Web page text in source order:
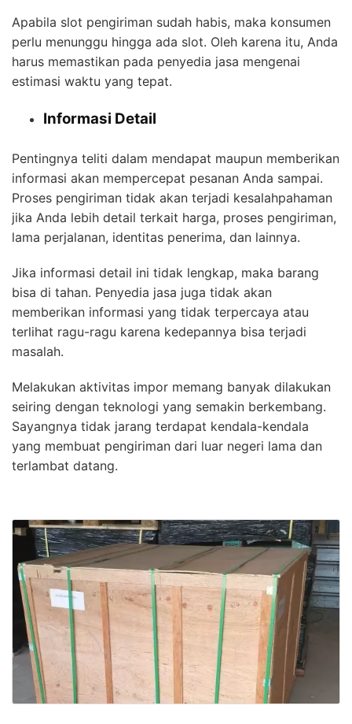
Apabila slot pengiriman sudah habis, maka konsumen
perlu menunggu hingga ada slot. Oleh karena itu, Anda
harus memastikan pada penyedia jasa mengenai
estimasi waktu yang tepat.
Informasi Detail
Pentingnya teliti dalam mendapat maupun memberikan
informasi akan mempercepat pesanan Anda sampai.
Proses pengiriman tidak akan terjadi kesalahpahaman
jika Anda lebih detail terkait harga, proses pengiriman,
lama perjalanan, identitas penerima, dan lainnya.
Jika informasi detail ini tidak lengkap, maka barang
bisa di tahan. Penyedia jasa juga tidak akan
memberikan informasi yang tidak terpercaya atau
terlihat ragu-ragu karena kedepannya bisa terjadi
masalah.
Melakukan aktivitas impor memang banyak dilakukan
seiring dengan teknologi yang semakin berkembang.
Sayangnya tidak jarang terdapat kendala-kendala
yang membuat pengiriman dari luar negeri lama dan
terlambat datang.